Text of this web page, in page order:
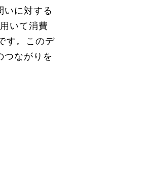
いに対する
いて消費
す。このデ
つながりを